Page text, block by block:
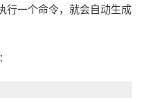
行一个命令，就会自动生成